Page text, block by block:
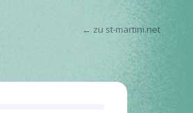
← zu st-martini.net